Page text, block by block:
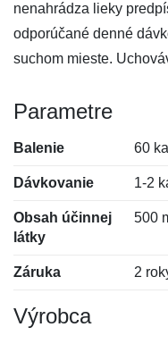
nenahrádza lieky
odporúčané denné
suchom mieste.
Parametre
Balenie 60
Dávkovanie 1-2
Obsah účinnej
látky
500
Záruka 2
Výrobca